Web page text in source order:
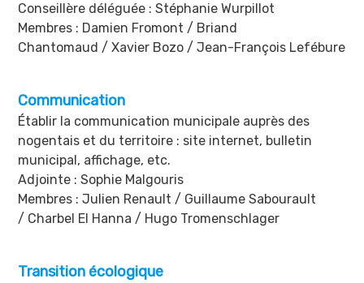
Conseillère déléguée : Stéphanie Wurpillot
Membres : Damien Fromont / Briand
Chantomaud / Xavier Bozo / Jean-François Lefébure
Communication
Établir la communication municipale auprès des
nogentais et du territoire : site internet, bulletin
municipal, affichage, etc.
Adjointe : Sophie Malgouris
Membres : Julien Renault / Guillaume Sabourault
/ Charbel El Hanna / Hugo Tromenschlager
Transition écologique